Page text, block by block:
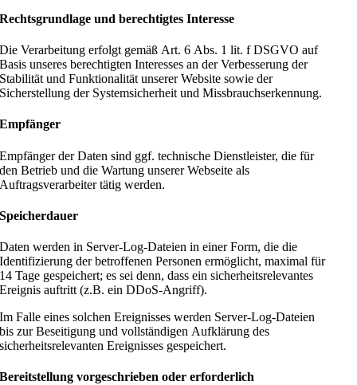
Rechtsgrundlage und berechtigtes Interesse
Die Verarbeitung erfolgt gemäß Art. 6 Abs. 1 lit. f DSGVO auf
Basis unseres berechtigten Interesses an der Verbesserung der
Stabilität und Funktionalität unserer Website sowie der
Sicherstellung der Systemsicherheit und Missbrauchserkennung.
Empfänger
Empfänger der Daten sind ggf. technische Dienstleister, die für
den Betrieb und die Wartung unserer Webseite als
Auftragsverarbeiter tätig werden.
Speicherdauer
Daten werden in Server-Log-Dateien in einer Form, die die
Identifizierung der betroffenen Personen ermöglicht, maximal für
14 Tage gespeichert; es sei denn, dass ein sicherheitsrelevantes
Ereignis auftritt (z.B. ein DDoS-Angriff).
Im Falle eines solchen Ereignisses werden Server-Log-Dateien
bis zur Beseitigung und vollständigen Aufklärung des
sicherheitsrelevanten Ereignisses gespeichert.
Bereitstellung vorgeschrieben oder erforderlich